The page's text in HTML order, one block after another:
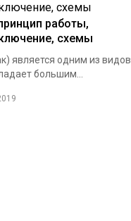
работы,
схемы
является одним из видов
большим...